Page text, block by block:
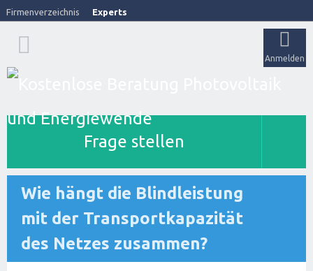
Firmenverzeichnis Experts
Anmelden
Frage stellen
Wie hängt die Blindleistung
mit der Transportkapazität
des Netzes zusammen?